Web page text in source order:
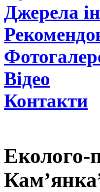
Джерела
Відео
Контакти
Еколого-